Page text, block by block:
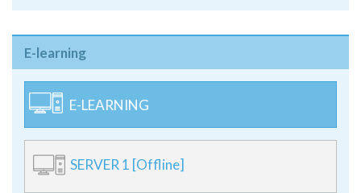
E-learning
E-LEARNING
SERVER 1 [Offline]